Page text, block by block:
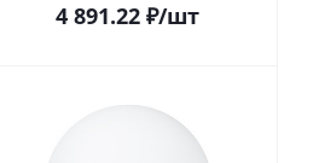
4 891.22 ₽/шт